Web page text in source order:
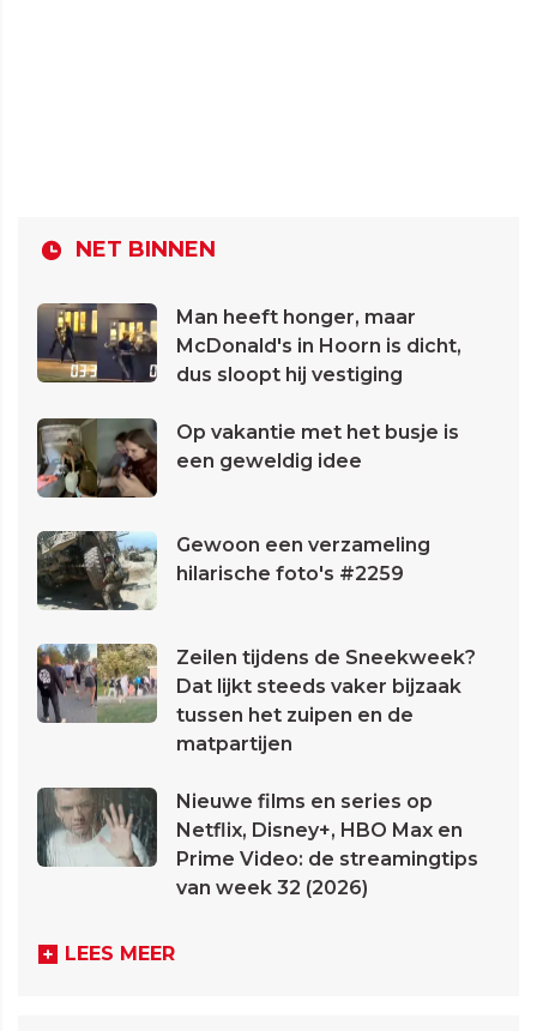
NET BINNEN
Man heeft honger, maar
McDonald's in Hoorn is dicht,
dus sloopt hij vestiging
Op vakantie met het busje is
een geweldig idee
Gewoon een verzameling
hilarische foto's #2259
Zeilen tijdens de Sneekweek?
Dat lijkt steeds vaker bijzaak
tussen het zuipen en de
matpartijen
Nieuwe films en series op
Netflix, Disney+, HBO Max en
Prime Video: de streamingtips
van week 32 (2026)
LEES MEER